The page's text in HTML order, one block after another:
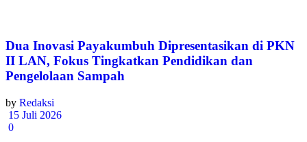
Dua Inovasi Payakumbuh Dipresentasikan di PKN
II LAN, Fokus Tingkatkan Pendidikan dan
Pengelolaan Sampah
by Redaksi
15 Juli 2026
0